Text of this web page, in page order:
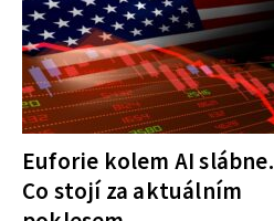
Euforie kolem AI slábne.
Co stojí za aktuálním